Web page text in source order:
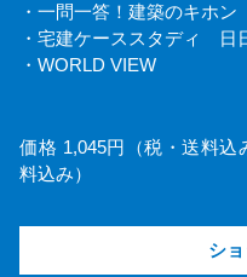
・一問一答！建築のキホン
・宅建ケーススタディ 日
・WORLD VIEW
価格 1,045円（税・送料
料込み）
シ